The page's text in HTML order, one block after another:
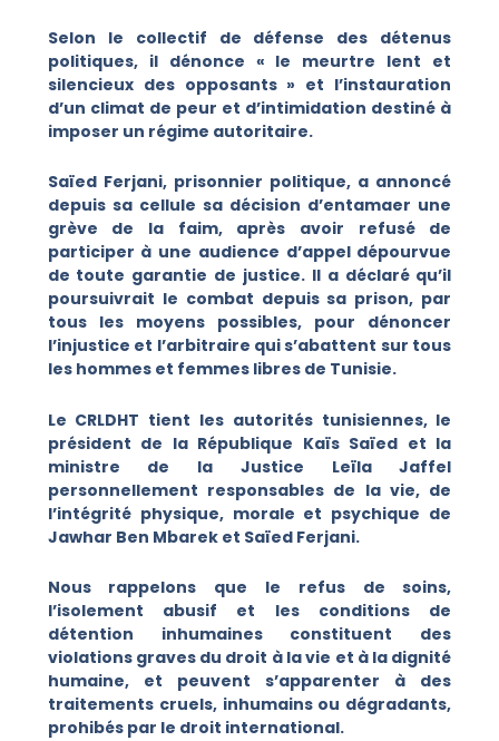
Selon le collectif de défense des détenus
politiques, il dénonce « le meurtre lent et
silencieux des opposants » et l’instauration
d’un climat de peur et d’intimidation destiné à
imposer un régime autoritaire.
Saïed Ferjani, prisonnier politique, a annoncé
depuis sa cellule sa décision d’entamaer une
grève de la faim, après avoir refusé de
participer à une audience d’appel dépourvue
de toute garantie de justice. Il a déclaré qu’il
poursuivrait le combat depuis sa prison, par
tous les moyens possibles, pour dénoncer
l’injustice et l’arbitraire qui s’abattent sur tous
les hommes et femmes libres de Tunisie.
Le CRLDHT tient les autorités tunisiennes, le
président de la République Kaïs Saïed et la
ministre de la Justice Leïla Jaffel
personnellement responsables de la vie, de
l’intégrité physique, morale et psychique de
Jawhar Ben Mbarek et Saïed Ferjani.
Nous rappelons que le refus de soins,
l’isolement abusif et les conditions de
détention inhumaines constituent des
violations graves du droit à la vie et à la dignité
humaine, et peuvent s’apparenter à des
traitements cruels, inhumains ou dégradants,
prohibés par le droit international.